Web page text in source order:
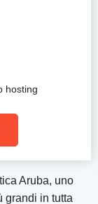
Aruba, uno
grandi in tutta
hosting